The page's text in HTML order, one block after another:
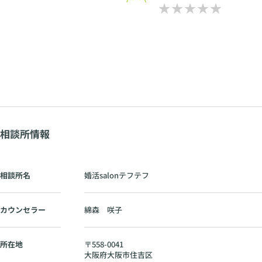
相談所情報
相談所名 婚活salonテフテフ
カウンセラー 綿森 咲子
所在地 〒558-0041
大阪府大阪市住吉区